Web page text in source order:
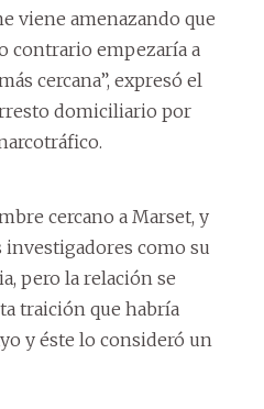
viene amenazando que
contrario empezaría a
cercana”, expresó el
domiciliario por
cercano a Marset, y
como su
pero la relación se
traición que habría
y éste lo consideró un